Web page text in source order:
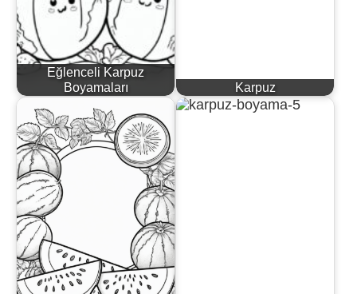
Eğlenceli Karpuz
Boyamaları
Karpuz